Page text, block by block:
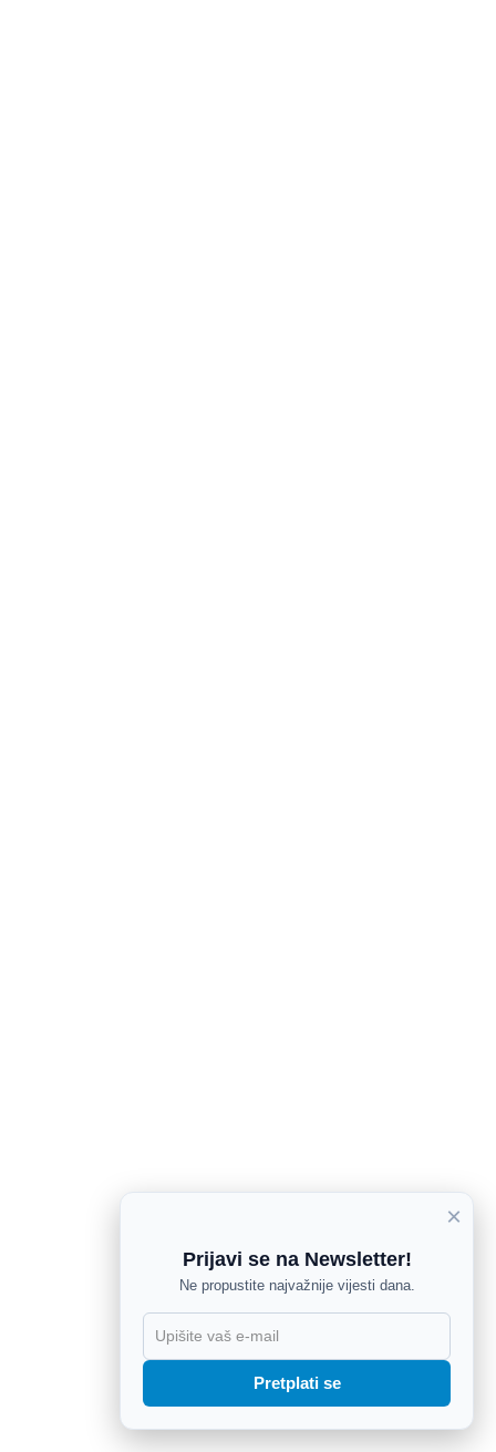
×
Prijavi se na Newsletter!
Ne propustite najvažnije vijesti dana.
Pretplati se